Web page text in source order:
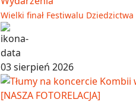
Wielki finał Festiwalu Dziedzictwa
03 sierpień 2026